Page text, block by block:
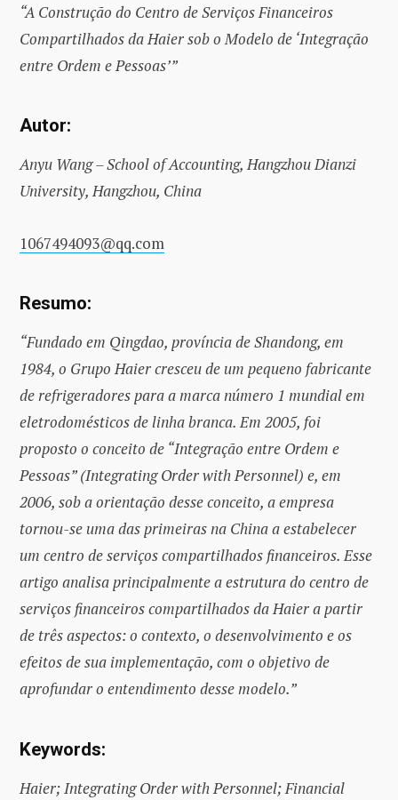
“A Construção do Centro de Serviços Financeiros
Compartilhados da Haier sob o Modelo de ‘Integração
entre Ordem e Pessoas’”
Autor:
Anyu Wang – School of Accounting, Hangzhou Dianzi
University, Hangzhou, China
1067494093@qq.com
Resumo:
“Fundado em Qingdao, província de Shandong, em
1984, o Grupo Haier cresceu de um pequeno fabricante
de refrigeradores para a marca número 1 mundial em
eletrodomésticos de linha branca. Em 2005, foi
proposto o conceito de “Integração entre Ordem e
Pessoas” (Integrating Order with Personnel) e, em
2006, sob a orientação desse conceito, a empresa
tornou-se uma das primeiras na China a estabelecer
um centro de serviços compartilhados financeiros. Esse
artigo analisa principalmente a estrutura do centro de
serviços financeiros compartilhados da Haier a partir
de três aspectos: o contexto, o desenvolvimento e os
efeitos de sua implementação, com o objetivo de
aprofundar o entendimento desse modelo.”
Keywords:
Haier; Integrating Order with Personnel; Financial